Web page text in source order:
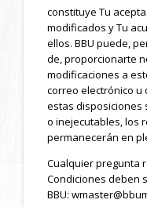
constituye Tu
modificados y Tu
ellos. BBU puede,
de, proporcionarte
modificaciones a
correo electrónico u
estas disposiciones
o inejecutables, los
permanecerán en
Cualquier pregunta
Condiciones deben
BBU: